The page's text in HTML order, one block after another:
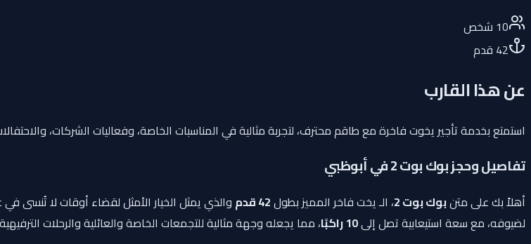
10 شخص
42 قدم
عن هذا القارب
استمتع بخدمة تأجير يخوت فاخرة مع طاقم محترف، لتجربة مثالية في المناسبات الخاصة، وفعاليات الشركات،
تفاصيل وحجز بوك بوت 2 في أبوظبي
أهلاً بك على متنبوك بوت 2 ، الـ يخت فاخر المميز بطول42 قدم
والذي يمثل الخيار الأمثل لقضاء أوقات لا تُنسى
لضيوفه، مع سعة استيعابية تصل إلى10 راكبًا
، مما يجعله وجهة مثالية للتجمعات الخاصة والعائلية والرحلات